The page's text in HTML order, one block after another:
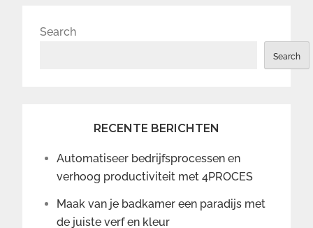
Search
Search
RECENTE BERICHTEN
Automatiseer bedrijfsprocessen en
verhoog productiviteit met 4PROCES
Maak van je badkamer een paradijs met
de juiste verf en kleur